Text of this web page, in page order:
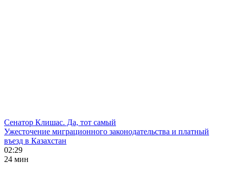
Сенатор Клишас. Да, тот самый
Ужесточение миграционного законодательства и платный
въезд в Казахстан
02:29
24 мин